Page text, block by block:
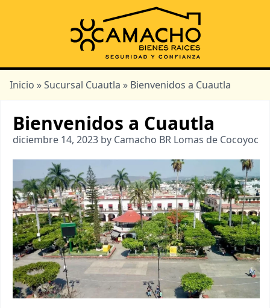
Inicio »Sucursal Cuautla » Bienvenidos a Cuautla
Bienvenidos a Cuautla
diciembre 14, 2023 by Camacho BR Lomas de Cocoyoc